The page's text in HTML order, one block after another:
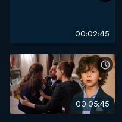
00:02:45
00:05:45